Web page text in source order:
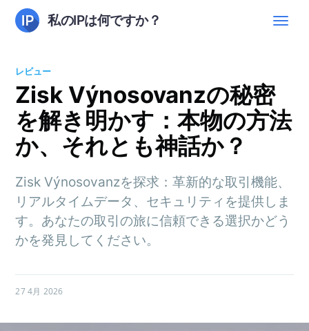
私のIPは何ですか？
レビュー
Zisk Výnosovanzの秘密
を解き明かす：本物の方法
か、それとも神話か？
Zisk Výnosovanzを探求：革新的な取引機能、
リアルタイムデータ、セキュリティを提供しま
す。あなたの取引の旅に信頼できる選択かどう
かを発見してください。
27 4月 2026